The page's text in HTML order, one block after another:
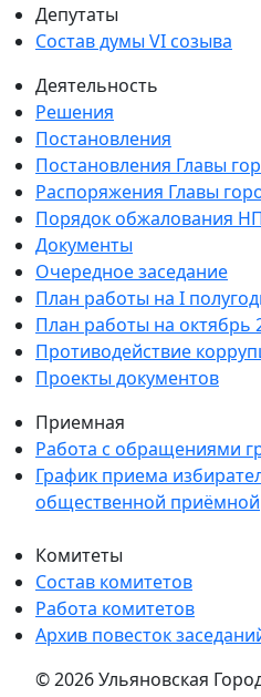
Депутаты
Состав думы VI созыва
Деятельность
Решения
Постановления
Постановления Главы
Распоряжения Главы
Порядок обжалования
Документы
Очередное заседание
План работы на I
План работы на октябрь
Противодействие
Проекты документов
Приемная
Работа с обращениями
График приема
общественной приёмной
Комитеты
Состав комитетов
Работа комитетов
Архив повесток
© 2026 Ульяновская